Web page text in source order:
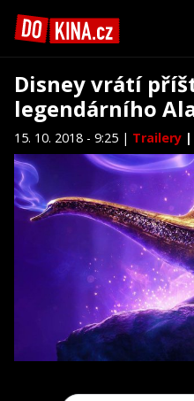
Disney vrátí
legendárního
15. 10. 2018 - 9:25 | Trailery |